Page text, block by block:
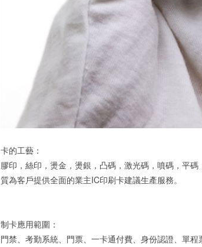
卡的工藝：
膠印，絲印，燙金，燙銀，凸碼，激光碼，噴碼，平
質為客戶提供全面的業主IC印刷卡建議生產服務。
制卡應用範圍：
門禁、考勤系統、門票、一卡通付費、身份認證、單